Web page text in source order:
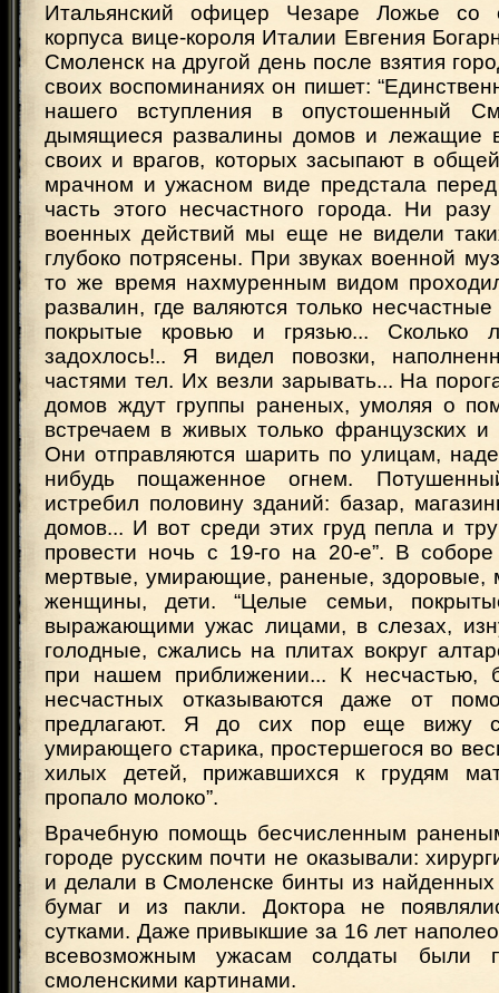
Итальянский офицер Чезаре Ложье со
корпуса вице-короля Италии Евгения
Смоленск на другой день после взятия
своих воспоминаниях он пишет:
нашего вступления в опустошенный
дымящиеся развалины домов и лежащие
своих и врагов, которых засыпают в
мрачном и ужасном виде предстала
часть этого несчастного города. Ни
военных действий мы еще не видели
глубоко потрясены. При звуках военной
то же время нахмуренным видом
развалин, где валяются только
покрытые кровью и грязью... Сколько
задохлось!.. Я видел повозки,
частями тел. Их везли зарывать... На
домов ждут группы раненых, умоляя о
встречаем в живых только французских и
Они отправляются шарить по улицам,
нибудь пощаженное огнем.
истребил половину зданий: базар,
домов... И вот среди этих груд пепла и
провести ночь с 19-го на 20-е”. В
мертвые, умирающие, раненые, здоровые,
женщины, дети. “Целые семьи,
выражающими ужас лицами, в слезах,
голодные, сжались на плитах вокруг
при нашем приближении... К несчастью,
несчастных отказываются даже от
предлагают. Я до сих пор еще вижу
умирающего старика, простершегося во
хилых детей, прижавшихся к грудям
пропало молоко”.
Врачебную помощь бесчисленным
городе русским почти не оказывали:
и делали в Смоленске бинты из
бумаг и из пакли. Доктора не
сутками. Даже привыкшие за 16 лет
всевозможным ужасам солдаты были
смоленскими картинами.